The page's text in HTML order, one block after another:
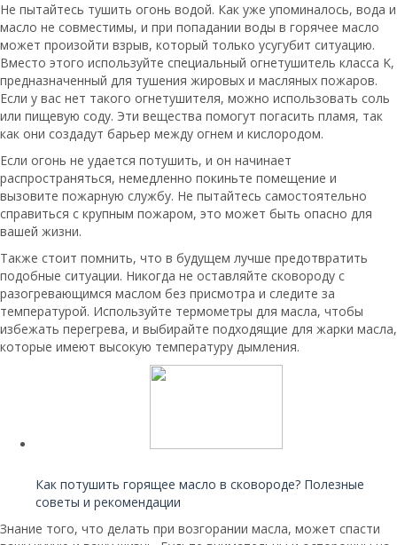
Не пытайтесь тушить огонь водой. Как уже упоминалось, вода и
масло не совместимы, и при попадании воды в горячее масло
может произойти взрыв, который только усугубит ситуацию.
Вместо этого используйте специальный огнетушитель класса K,
предназначенный для тушения жировых и масляных пожаров.
Если у вас нет такого огнетушителя, можно использовать соль
или пищевую соду. Эти вещества помогут погасить пламя, так
как они создадут барьер между огнем и кислородом.
Если огонь не удается потушить, и он начинает
распространяться, немедленно покиньте помещение и
вызовите пожарную службу. Не пытайтесь самостоятельно
справиться с крупным пожаром, это может быть опасно для
вашей жизни.
Также стоит помнить, что в будущем лучше предотвратить
подобные ситуации. Никогда не оставляйте сковороду с
разогревающимся маслом без присмотра и следите за
температурой. Используйте термометры для масла, чтобы
избежать перегрева, и выбирайте подходящие для жарки масла,
которые имеют высокую температуру дымления.
Как потушить горящее масло в сковороде? Полезные
советы и рекомендации
Знание того, что делать при возгорании масла, может спасти